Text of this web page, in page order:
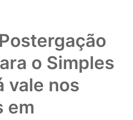
o Simples
vale nos
em